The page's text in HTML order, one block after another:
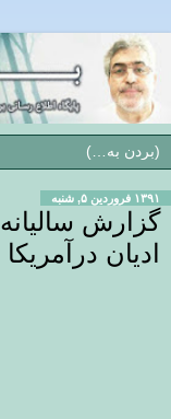
۱۳۹۱ فروردین ۵, شنبه
گزارش
ادیان درآمریکا